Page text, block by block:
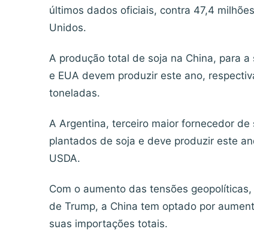
últimos dados oficiais, contra 47,4
Unidos.
A produção total de soja na China, para
e EUA devem produzir este ano,
toneladas.
A Argentina, terceiro maior fornecedor
plantados de soja e deve produzir este
USDA.
Com o aumento das tensões
de Trump, a China tem optado por
suas importações totais.